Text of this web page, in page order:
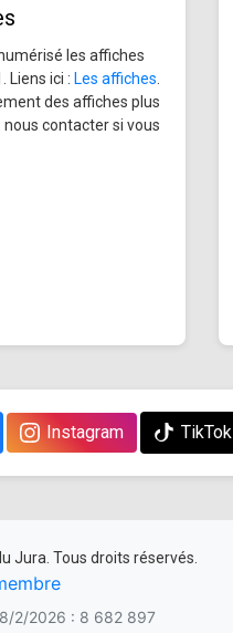
les affiches
Liens ici : Les affiches
des affiches plus
contacter si vous
Instagram TikTok
Jura. Tous droits réservés.
2/2026 : 8 682 897